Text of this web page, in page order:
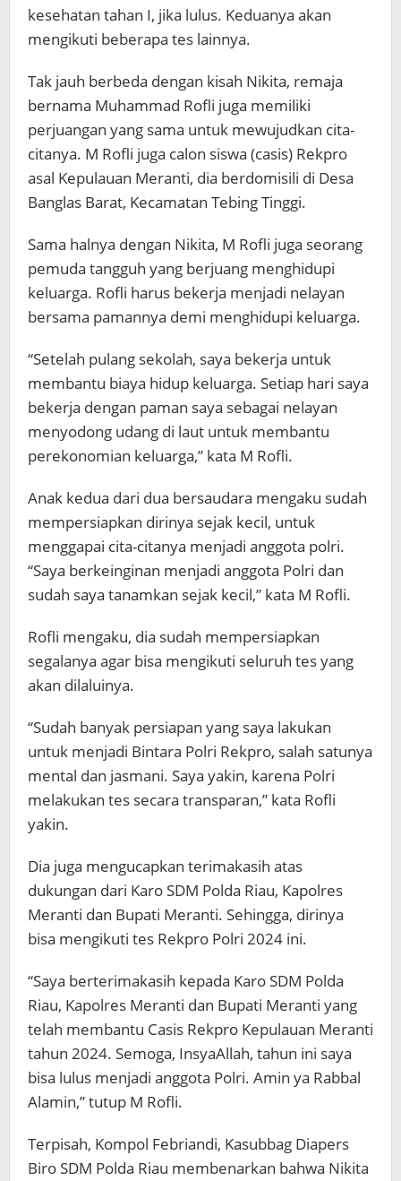
kesehatan tahan I, jika lulus. Keduanya akan
mengikuti beberapa tes lainnya.
Tak jauh berbeda dengan kisah Nikita, remaja
bernama Muhammad Rofli juga memiliki
perjuangan yang sama untuk mewujudkan cita-
citanya. M Rofli juga calon siswa (casis) Rekpro
asal Kepulauan Meranti, dia berdomisili di Desa
Banglas Barat, Kecamatan Tebing Tinggi.
Sama halnya dengan Nikita, M Rofli juga seorang
pemuda tangguh yang berjuang menghidupi
keluarga. Rofli harus bekerja menjadi nelayan
bersama pamannya demi menghidupi keluarga.
“Setelah pulang sekolah, saya bekerja untuk
membantu biaya hidup keluarga. Setiap hari saya
bekerja dengan paman saya sebagai nelayan
menyodong udang di laut untuk membantu
perekonomian keluarga,” kata M Rofli.
Anak kedua dari dua bersaudara mengaku sudah
mempersiapkan dirinya sejak kecil, untuk
menggapai cita-citanya menjadi anggota polri.
“Saya berkeinginan menjadi anggota Polri dan
sudah saya tanamkan sejak kecil,” kata M Rofli.
Rofli mengaku, dia sudah mempersiapkan
segalanya agar bisa mengikuti seluruh tes yang
akan dilaluinya.
“Sudah banyak persiapan yang saya lakukan
untuk menjadi Bintara Polri Rekpro, salah satunya
mental dan jasmani. Saya yakin, karena Polri
melakukan tes secara transparan,” kata Rofli
yakin.
Dia juga mengucapkan terimakasih atas
dukungan dari Karo SDM Polda Riau, Kapolres
Meranti dan Bupati Meranti. Sehingga, dirinya
bisa mengikuti tes Rekpro Polri 2024 ini.
“Saya berterimakasih kepada Karo SDM Polda
Riau, Kapolres Meranti dan Bupati Meranti yang
telah membantu Casis Rekpro Kepulauan Meranti
tahun 2024. Semoga, InsyaAllah, tahun ini saya
bisa lulus menjadi anggota Polri. Amin ya Rabbal
Alamin,” tutup M Rofli.
Terpisah, Kompol Febriandi, Kasubbag Diapers
Biro SDM Polda Riau membenarkan bahwa Nikita